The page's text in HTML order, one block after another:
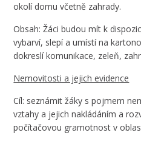
okolí domu včetně zahrady.
Obsah: Žáci budou mít k
vybarví, slepí a umístí na
dokreslí komunikace, zeleň,
Nemovitosti a jejich evidence
Cíl: seznámit žáky s pojmem
vztahy a jejich nakládáním a
počítačovou gramotnost v